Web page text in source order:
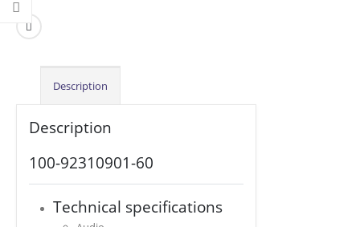
Description
Description
100-92310901-60
Technical specifications